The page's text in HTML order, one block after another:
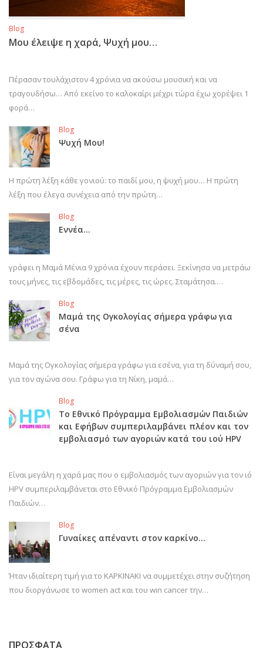
Blog
Μου έλειψε η χαρά, Ψυχή μου…
Πέρασαν τουλάχιστον 4 χρόνια να ακούσω μουσική και να
τραγουδήσω… Από εκείνο το καλοκαίρι μέχρι τώρα έχω χορέψει 1
φορά…
Blog
Ψυχή Μου!
Η πρώτη λέξη κάθε γονιού: το παιδί μου, η ψυχή μου… Η πρώτη
λέξη που έλεγα συνέχεια από την πρώτη…
Blog
Εννέα…
γράφει η Μαμά Μένια 9 χρόνια έχουν περάσει. Ξεκίνησα να μετράω
τους μήνες, τις εβδομάδες, τις μέρες, τις ώρες. Σταμάτησα.…
Blog
Μαμά της Ογκολογίας σήμερα γράφω για
σένα
Μαμά της Ογκολογίας σήμερα γράφω για εσένα, για τη δύναμή σου,
για τον αγώνα σου. Γράφω για τη Νίκη, μαμά…
Blog
Το Εθνικό Πρόγραμμα Εμβολιασμών Παιδιών
και Εφήβων συμπεριλαμβάνει πλέον και τον
εμβολιασμό των αγοριών κατά του ιού HPV
Είναι μεγάλη η χαρά μας που ο εμβολιασμός των αγοριών για τον ιό
HPV συμπεριλαμβάνεται στο Εθνικό Πρόγραμμα Εμβολιασμών
Παιδιών…
Blog
Γυναίκες απέναντι στον καρκίνο…
Ήταν ιδιαίτερη τιμή για το ΚΑΡΚΙΝΑΚΙ να συμμετέχει στην συζήτηση
που διοργάνωσε το women act και του win cancer την…
ΠΡΟΣΦΑΤΑ